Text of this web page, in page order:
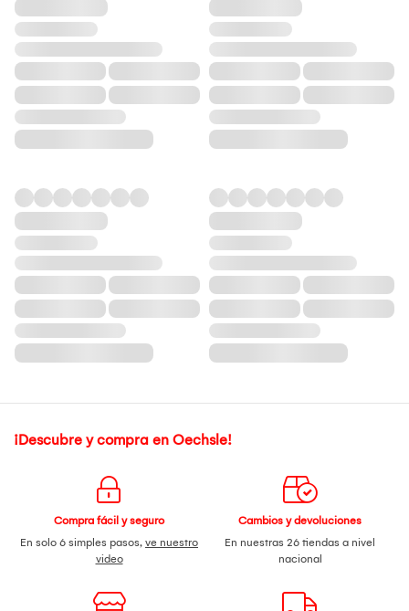
¡Descubre y compra en Oechsle!
Compra fácil y seguro
En solo 6 simples pasos, ve nuestro
video
Cambios y devoluciones
En nuestras 26 tiendas a nivel
nacional